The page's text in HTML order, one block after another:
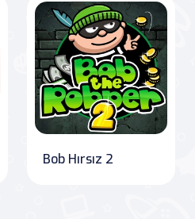
Bob Hırsız 2